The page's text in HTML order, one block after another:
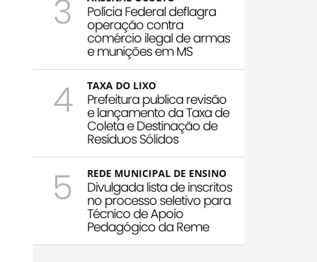
3 Polícia Federal deflagra
operação contra
comércio ilegal de armas
e munições em MS
4 TAXA DO LIXO
Prefeitura publica revisão
e lançamento da Taxa de
Coleta e Destinação de
Resíduos Sólidos
5 REDE MUNICIPAL DE ENSINO
Divulgada lista de inscritos
no processo seletivo para
Técnico de Apoio
Pedagógico da Reme